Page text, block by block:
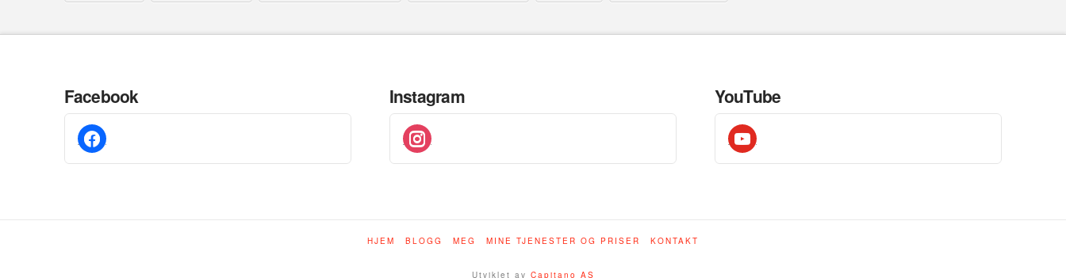
Facebook
facebook
Instagram
instagram
YouTube
youtube
HJEM BLOGG MEG MINE TJENESTER OG PRISER KONTAKT
Utviklet av Capitano AS